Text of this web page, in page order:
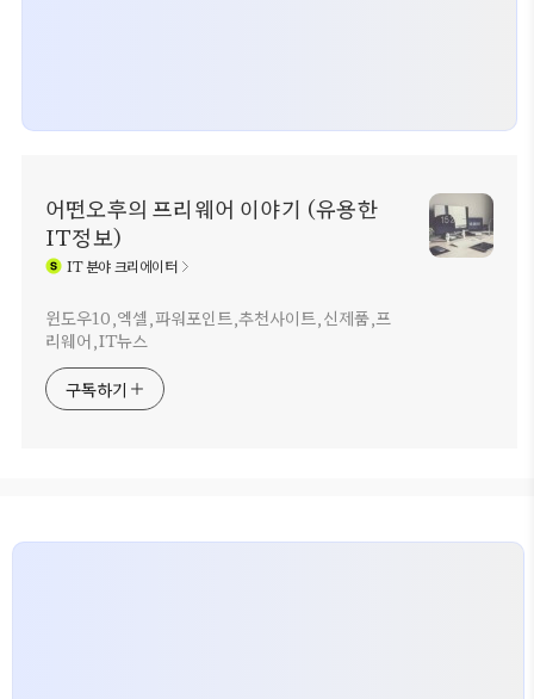
어떤오후의 프리웨어 이야기 (유용한
IT정보)
IT분야 크리에이터
윈도우10,엑셀,파워포인트,추천사이트,신제품,프
리웨어,IT뉴스
구독하기